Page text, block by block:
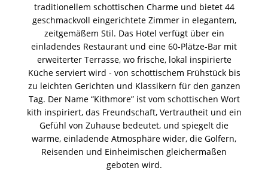
traditionellem schottischen Charme und bietet 44
geschmackvoll eingerichtete Zimmer in elegantem,
zeitgemäßem Stil. Das Hotel verfügt über ein
einladendes Restaurant und eine 60-Plätze-Bar mit
erweiterter Terrasse, wo frische, lokal inspirierte
Küche serviert wird - von schottischem Frühstück bis
zu leichten Gerichten und Klassikern für den ganzen
Tag. Der Name “Kithmore” ist vom schottischen Wort
kith inspiriert, das Freundschaft, Vertrautheit und ein
Gefühl von Zuhause bedeutet, und spiegelt die
warme, einladende Atmosphäre wider, die Golfern,
Reisenden und Einheimischen gleichermaßen
geboten wird.